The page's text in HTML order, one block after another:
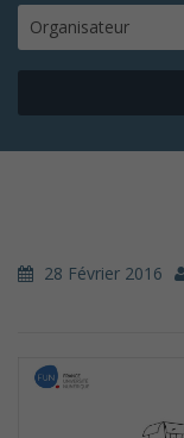
Organisateur
28 Février 2016